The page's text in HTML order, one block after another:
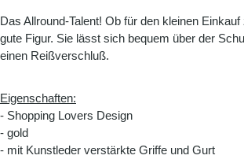
Das Allround-Talent! Ob für den kleinen
gute Figur. Sie lässt sich bequem über der
einen Reißverschluß.
Eigenschaften:
- Shopping Lovers Design
- gold
- mit Kunstleder verstärkte Griffe und Gurt